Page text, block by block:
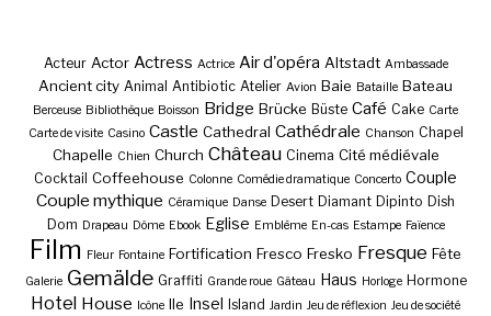
Acteur Actor Actress Actrice Air d'opéra Altstadt Ambassade
Ancient city Animal Antibiotic Atelier Avion Baie Bataille Bateau
Berceuse Bibliothèque Boisson Bridge Brücke Büste Café Cake Carte
Carte de visite Casino Castle Cathedral Cathédrale Chanson Chapel
Chapelle Chien Church Château Cinema Cité médiévale
Cocktail Coffeehouse Colonne Comédie dramatique Concerto Couple
Couple mythique Céramique Danse Desert Diamant Dipinto Dish
Dom Drapeau Dôme Ebook Eglise Emblème En-cas Estampe Faïence
Film Fleur Fontaine Fortification Fresco Fresko Fresque Fête
Galerie Gemälde Graffiti Grande roue Gâteau Haus Horloge Hormone
Hotel House Icône Ile Insel Island Jardin Jeu de réflexion Jeu de société